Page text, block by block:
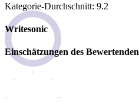
Kategorie-Durchschnitt: 9.2
Writesonic
Einschätzungen des Bewertenden